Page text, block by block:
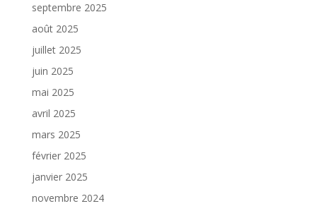
septembre 2025
août 2025
juillet 2025
juin 2025
mai 2025
avril 2025
mars 2025
février 2025
janvier 2025
novembre 2024